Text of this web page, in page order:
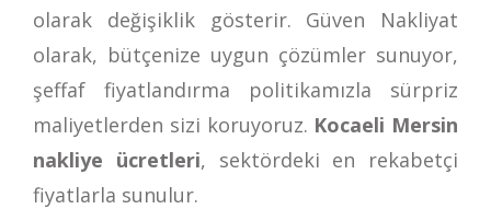
olarak değişiklik gösterir. Güven Nakliyat
olarak, bütçenize uygun çözümler sunuyor,
şeffaf fiyatlandırma politikamızla sürpriz
maliyetlerden sizi koruyoruz. Kocaeli Mersin
nakliye ücretleri, sektördeki en rekabetçi
fiyatlarla sunulur.